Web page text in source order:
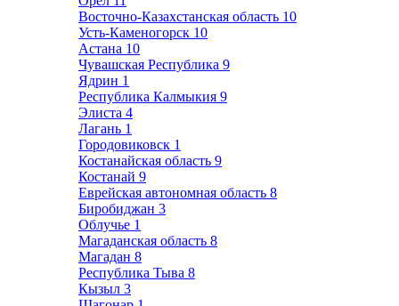
Восточно-Казахстанская область 10
Усть-Каменогорск 10
Астана 10
Чувашская Республика 9
Ядрин 1
Республика Калмыкия 9
Элиста 4
Лагань 1
Городовиковск 1
Костанайская область 9
Костанай 9
Еврейская автономная область 8
Биробиджан 3
Облучье 1
Магаданская область 8
Магадан 8
Республика Тыва 8
Кызыл 3